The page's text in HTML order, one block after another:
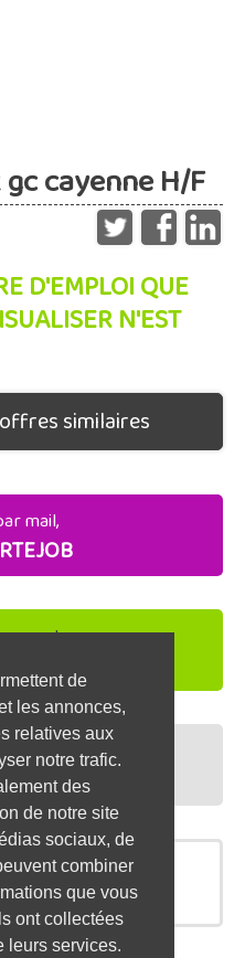
de
les annonces,
relatives aux
notre trafic.
des
de notre site
sociaux, de
combiner
que vous
ont collectées
leurs services.
cayenne H/F
D'EMPLOI QUE
N'EST
similaires
mail,
recruteurs,
CV